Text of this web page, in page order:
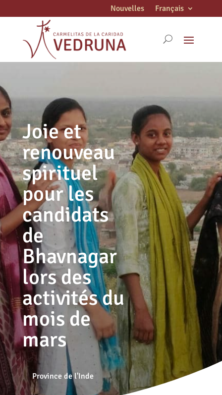
Nouvelles Français
Joie et
renouveau
spirituel
pour les
candidats
de
Bhavnagar
lors des
activités du
mois de
mars
Province de l'Inde